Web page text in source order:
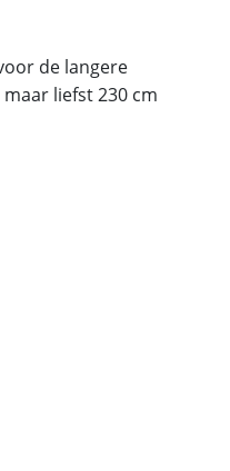
de langere
liefst 230 cm